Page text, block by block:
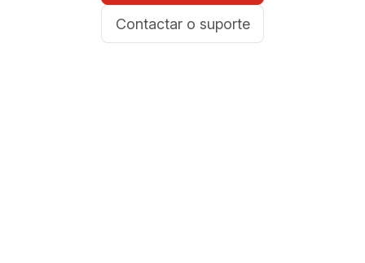
Contactar o suporte